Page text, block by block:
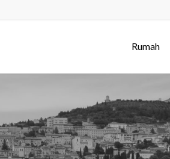
Rumah